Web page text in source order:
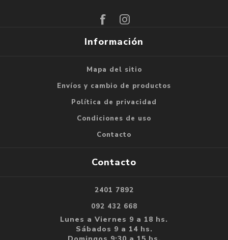
Información
Mapa del sitio
Envíos y cambio de productos
Política de privacidad
Condiciones de uso
Contacto
Contacto
2401 7892
092 432 668
Lunes a Viernes 9 a 18 hs.
Sábados 9 a 14 hs.